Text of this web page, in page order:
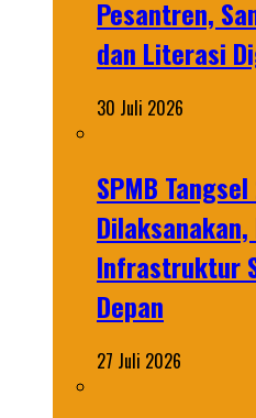
Pesantren,
dan Literasi
30 Juli 2026
SPMB
Infrastruktur
Depan
27 Juli 2026